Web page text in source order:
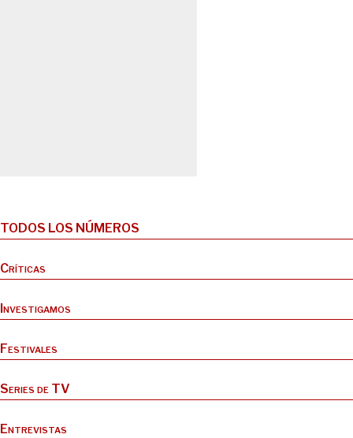
TODOS LOS NÚMEROS
Críticas
Investigamos
Festivales
Series de TV
Entrevistas